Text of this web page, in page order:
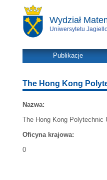
Wydział
Uniwersytetu
Publikacje
The Hong Kong
Nazwa:
The Hong Kong Polytechnic
Oficyna krajowa:
0